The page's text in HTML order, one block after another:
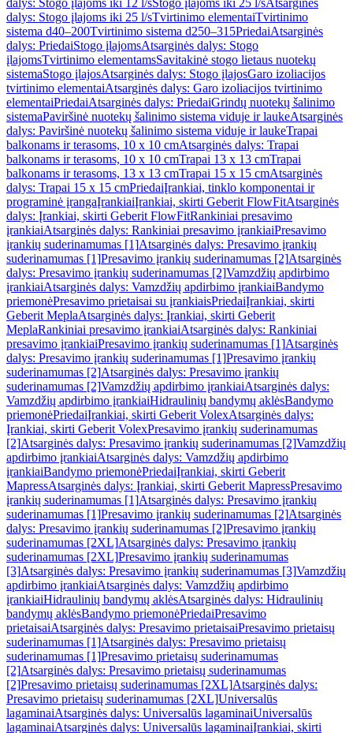
dalys: Stogo įlajoms iki 12 l/sStogo įlajoms iki 25 l/sAtsarginės
dalys: Stogo įlajoms iki 25 l/sTvirtinimo elementaiTvirtinimo
sistema d40–200Tvirtinimo sistema d250–315PriedaiAtsarginės
dalys: PriedaiStogo įlajomsAtsarginės dalys: Stogo
įlajomsTvirtinimo elementamsSavitakinė stogo lietaus nuotekų
sistemaStogo įlajosAtsarginės dalys: Stogo įlajosGaro izoliacijos
tvirtinimo elementaiAtsarginės dalys: Garo izoliacijos tvirtinimo
elementaiPriedaiAtsarginės dalys: PriedaiGrindų nuotekų šalinimo
sistemaPaviršinė nuotekų šalinimo sistema viduje ir laukeAtsarginės
dalys: Paviršinė nuotekų šalinimo sistema viduje ir laukeTrapai
balkonams ir terasoms, 10 x 10 cmAtsarginės dalys: Trapai
balkonams ir terasoms, 10 x 10 cmTrapai 13 x 13 cmTrapai
balkonams ir terasoms, 13 x 13 cmTrapai 15 x 15 cmAtsarginės
dalys: Trapai 15 x 15 cmPriedaiĮrankiai, tinklo komponentai ir
programinė įrangaĮrankiaiĮrankiai, skirti Geberit FlowFitAtsarginės
dalys: Įrankiai, skirti Geberit FlowFitRankiniai presavimo
įrankiaiAtsarginės dalys: Rankiniai presavimo įrankiaiPresavimo
įrankių suderinamumas [1]Atsarginės dalys: Presavimo įrankių
suderinamumas [1]Presavimo įrankių suderinamumas [2]Atsarginės
dalys: Presavimo įrankių suderinamumas [2]Vamzdžių apdirbimo
įrankiaiAtsarginės dalys: Vamzdžių apdirbimo įrankiaiBandymo
priemonėPresavimo prietaisai su įrankiaisPriedaiĮrankiai, skirti
Geberit MeplaAtsarginės dalys: Įrankiai, skirti Geberit
MeplaRankiniai presavimo įrankiaiAtsarginės dalys: Rankiniai
presavimo įrankiaiPresavimo įrankių suderinamumas [1]Atsarginės
dalys: Presavimo įrankių suderinamumas [1]Presavimo įrankių
suderinamumas [2]Atsarginės dalys: Presavimo įrankių
suderinamumas [2]Vamzdžių apdirbimo įrankiaiAtsarginės dalys:
Vamzdžių apdirbimo įrankiaiHidraulinių bandymų aklėsBandymo
priemonėPriedaiĮrankiai, skirti Geberit VolexAtsarginės dalys:
Įrankiai, skirti Geberit VolexPresavimo įrankių suderinamumas
[2]Atsarginės dalys: Presavimo įrankių suderinamumas [2]Vamzdžių
apdirbimo įrankiaiAtsarginės dalys: Vamzdžių apdirbimo
įrankiaiBandymo priemonėPriedaiĮrankiai, skirti Geberit
MapressAtsarginės dalys: Įrankiai, skirti Geberit MapressPresavimo
įrankių suderinamumas [1]Atsarginės dalys: Presavimo įrankių
suderinamumas [1]Presavimo įrankių suderinamumas [2]Atsarginės
dalys: Presavimo įrankių suderinamumas [2]Presavimo įrankių
suderinamumas [2XL]Atsarginės dalys: Presavimo įrankių
suderinamumas [2XL]Presavimo įrankių suderinamumas
[3]Atsarginės dalys: Presavimo įrankių suderinamumas [3]Vamzdžių
apdirbimo įrankiaiAtsarginės dalys: Vamzdžių apdirbimo
įrankiaiHidraulinių bandymų aklėsAtsarginės dalys: Hidraulinių
bandymų aklėsBandymo priemonėPriedaiPresavimo
prietaisaiAtsarginės dalys: Presavimo prietaisaiPresavimo prietaisų
suderinamumas [1]Atsarginės dalys: Presavimo prietaisų
suderinamumas [1]Presavimo prietaisų suderinamumas
[2]Atsarginės dalys: Presavimo prietaisų suderinamumas
[2]Presavimo prietaisų suderinamumas [2XL]Atsarginės dalys:
Presavimo prietaisų suderinamumas [2XL]Universalūs
lagaminaiAtsarginės dalys: Universalūs lagaminaiUniversalūs
lagaminaiAtsarginės dalys: Universalūs lagaminaiĮrankiai, skirti